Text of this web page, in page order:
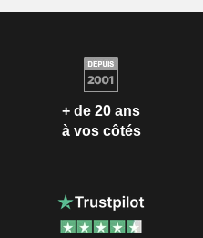
+ de 20 ans
à vos côtés